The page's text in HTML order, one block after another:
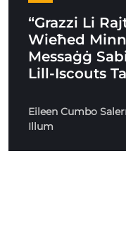
“Grazzi Li
Wieħed
Messaġġ
Lill-Iscouts
Eileen Cumbo
Illum